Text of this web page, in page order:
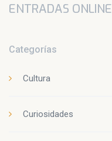
ENTRADAS ONLINE
Categorías
Cultura
Curiosidades